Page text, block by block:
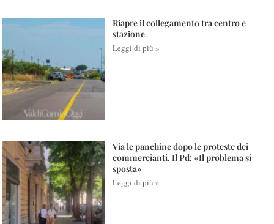
Riapre il collegamento tra centro e
stazione
Leggi di più »
Via le panchine dopo le proteste dei
commercianti. Il Pd: «Il problema si
sposta»
Leggi di più »